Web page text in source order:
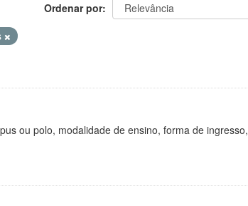
Ordenar por
ou polo, modalidade de ensino, forma de ingresso,